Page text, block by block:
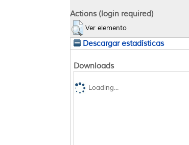
Actions (login required)
Ver elemento
Descargar estadísticas
Downloads
Loading...